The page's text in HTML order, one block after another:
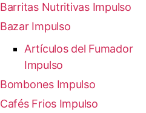
Barritas Nutritivas Impulso
Bazar Impulso
Artículos del Fumador
Impulso
Bombones Impulso
Cafés Frios Impulso